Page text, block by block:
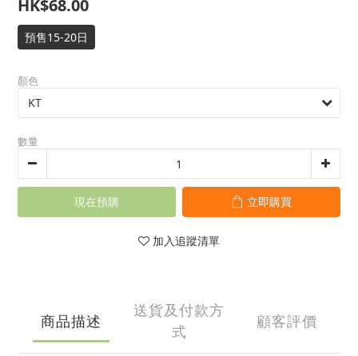
HK$68.00
預售15-20日
顏色
數量
現在預購 立即購買
加入追蹤清單
商品描述
送貨及付款方
式
顧客評價